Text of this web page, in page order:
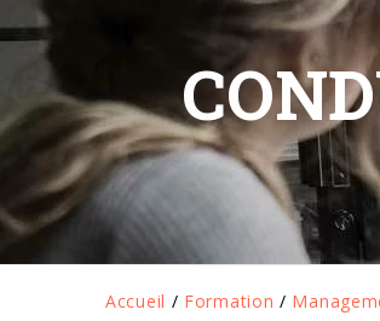
Accueil / Formation /